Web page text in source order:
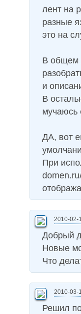
лент на
разные
это на
В общем
и
В
мучаюсь
ДА, вот
При
2010-02-
Добрый
Новые
Что
2010-03-
Решил